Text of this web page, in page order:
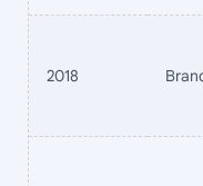
2018